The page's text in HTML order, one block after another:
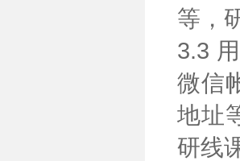
等，
3.3
微信
地址
研线